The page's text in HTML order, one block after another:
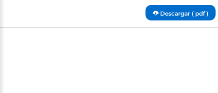
Descargar ( pdf )